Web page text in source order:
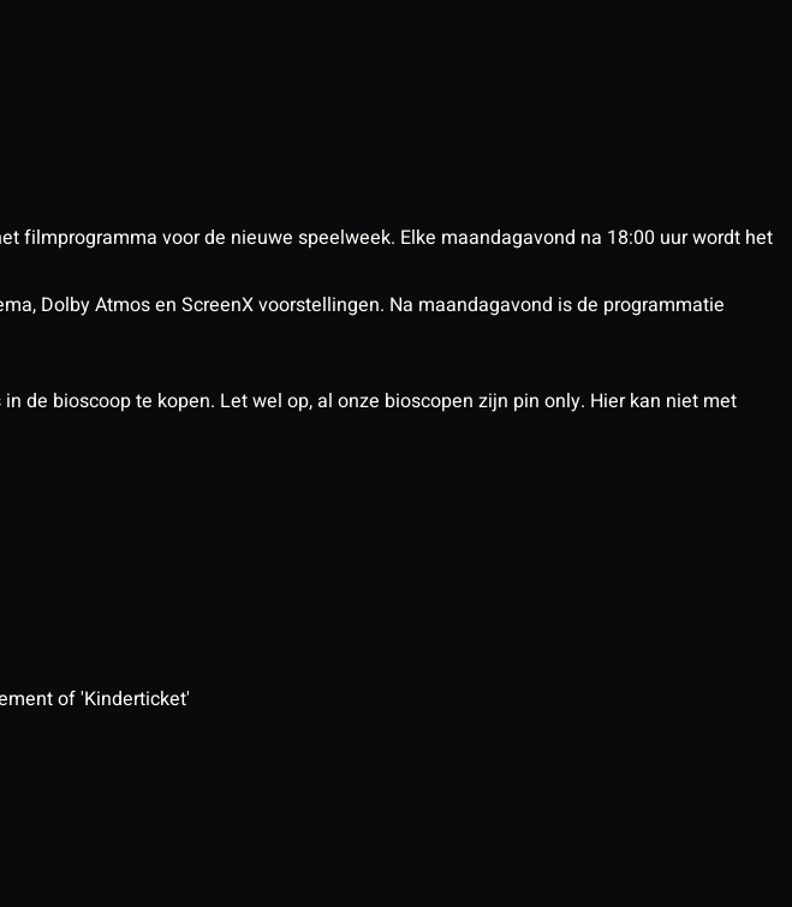
filmprogramma voor de nieuwe speelweek. Elke maandagavond na 18:00 uur wordt het
Dolby Atmos en ScreenX voorstellingen. Na maandagavond is de programmatie
de bioscoop te kopen. Let wel op, al onze bioscopen zijn pin only. Hier kan niet met
of 'Kinderticket'